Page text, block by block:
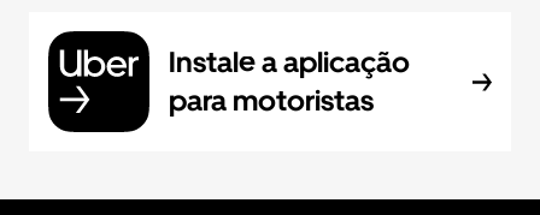
Instale a aplicação
para motoristas